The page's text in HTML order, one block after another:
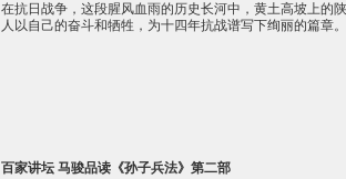
在抗日战争，这段腥风血雨的历史长河中，黄土高坡上的
人以自己的奋斗和牺牲，为十四年抗战谱写下绚丽的篇章。
百家讲坛 马骏品读《孙子兵法》第二部